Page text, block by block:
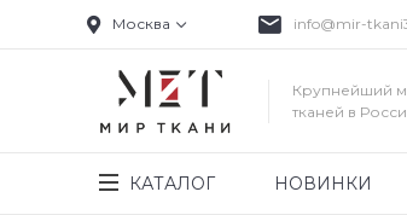
Москва info@mir-
Крупнейший
тканей в
КАТАЛОГ НОВИНКИ